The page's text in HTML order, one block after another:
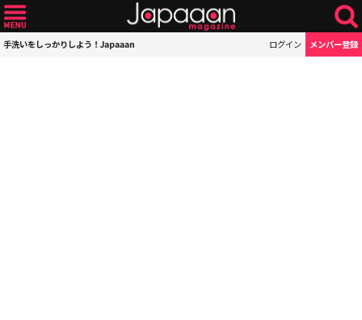
手洗いをしっかりしよう！Japaaan ログイン メンバー登録